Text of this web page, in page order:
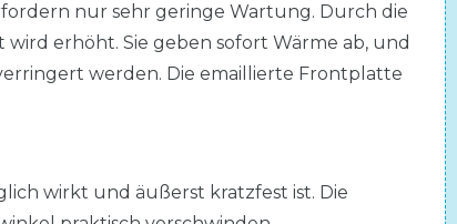
nur sehr geringe Wartung. Durch die
erhöht. Sie geben sofort Wärme ab, und
werden. Die emaillierte Frontplatte
wirkt und äußerst kratzfest ist. Die